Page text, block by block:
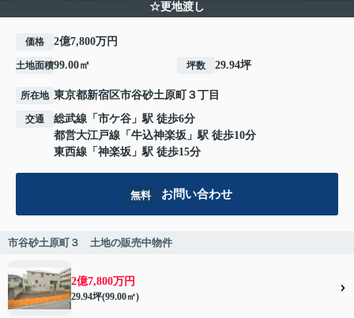
☆更地渡し
価格 2億7,800万円
土地面積99.00㎡ 坪数 29.94坪
所在地 東京都新宿区市谷砂土原町 ３丁目
交通 総武線 「 市ケ谷 」駅 徒歩6分
都営大江戸線 「 牛込神楽坂 」駅 徒歩10分
東西線 「 神楽坂 」駅 徒歩15分
無料 お問い合わせ
市谷砂土原町３ 土地の販売中物件
2億7,800万円
29.94坪(99.00㎡)